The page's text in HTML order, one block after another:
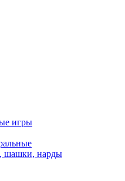
игры
шашки, нарды